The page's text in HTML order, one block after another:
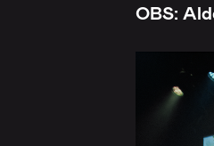
OBS: